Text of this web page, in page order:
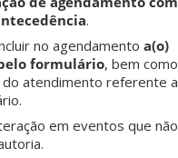
.
no agendamento a(o)
formulário, bem como
do atendimento referente a
em eventos que não